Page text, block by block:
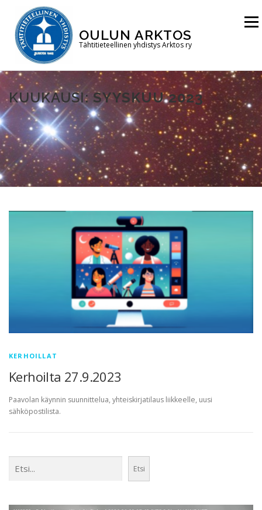
sisältöön
OULUN ARKTOS
Tähtitieteellinen yhdistys Arktos ry
ETUSIVU TÄHTITORNI YHDISTYS
LIITY JÄSENEKSI
KUUKAUSI: SYYSKUU 2023
KERHOILLAT
Kerhoilta 27.9.2023
Paavolan käynnin suunnittelua, yhteiskirjatilaus liikkeelle, uusi
sähköpostilista.
Etsi